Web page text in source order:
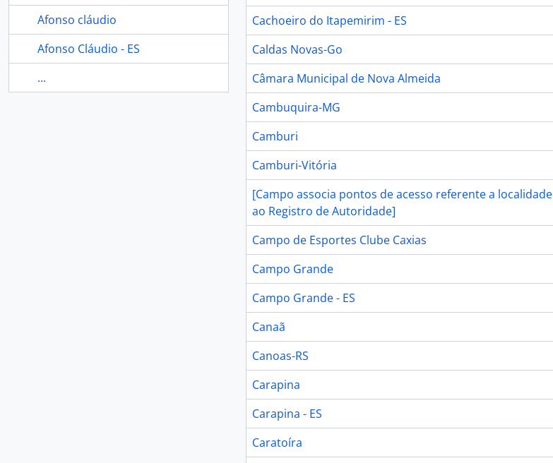
Afonso cláudio
Afonso Cláudio - ES
...
Cachoeiro do Itapemirim - ES
Caldas Novas-Go
Câmara Municipal de Nova Almeida
Cambuquira-MG
Camburi
Camburi-Vitória
[Campo associa pontos de acesso referente a localidade
ao Registro de Autoridade]
Campo de Esportes Clube Caxias
Campo Grande
Campo Grande - ES
Canaã
Canoas-RS
Carapina
Carapina - ES
Caratoíra